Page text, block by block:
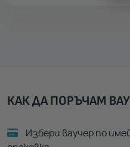
КАК ДА ПОРЪЧАМ
Избери ваучер по